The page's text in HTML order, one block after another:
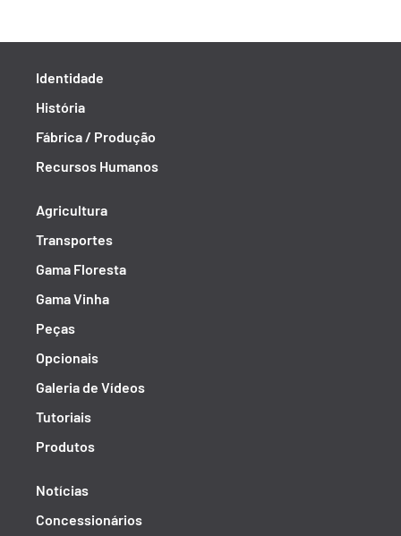
Identidade
História
Fábrica / Produção
Recursos Humanos
Agricultura
Transportes
Gama Floresta
Gama Vinha
Peças
Opcionais
Galeria de Vídeos
Tutoriais
Produtos
Notícias
Concessionários